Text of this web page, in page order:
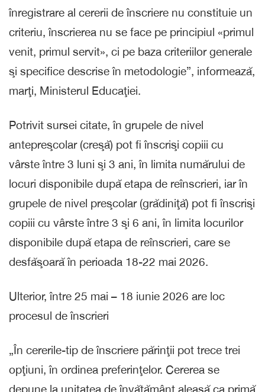
înregistrare al cererii de înscriere nu constituie un
criteriu, înscrierea nu se face pe principiul «primul
venit, primul servit», ci pe baza criteriilor generale
şi specifice descrise în metodologie”, informează,
marţi, Ministerul Educaţiei.
Potrivit sursei citate, în grupele de nivel
antepreşcolar (creşă) pot fi înscrişi copiii cu
vârste între 3 luni şi 3 ani, în limita numărului de
locuri disponibile după etapa de reînscrieri, iar în
grupele de nivel preşcolar (grădiniţă) pot fi înscrişi
copiii cu vârste între 3 şi 6 ani, în limita locurilor
disponibile după etapa de reînscrieri, care se
desfăşoară în perioada 18-22 mai 2026.
Ulterior, între 25 mai – 18 iunie 2026 are loc
procesul de înscrieri
„În cererile-tip de înscriere părinţii pot trece trei
opţiuni, în ordinea preferinţelor. Cererea se
depune la unitatea de învăţământ aleasă ca primă